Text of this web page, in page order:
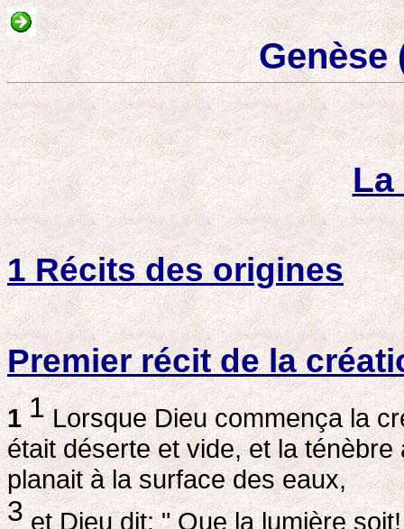
Genèse
La
1 Récits des origines
Premier récit de la
1 1Lorsque Dieu commença la
était déserte et vide, et la
planait à la surface des eaux,
3et Dieu dit: " Que la lumière